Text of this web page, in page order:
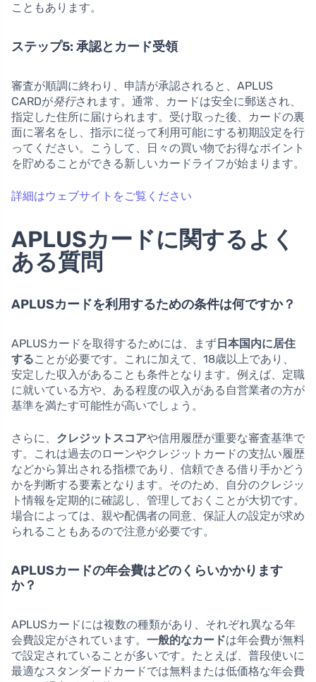
こともあります。
ステップ5: 承認とカード受領
審査が順調に終わり、申請が承認されると、APLUS
CARDが発行されます。通常、カードは安全に郵送され、
指定した住所に届けられます。受け取った後、カードの裏
面に署名をし、指示に従って利用可能にする初期設定を行
ってください。こうして、日々の買い物でお得なポイント
を貯めることができる新しいカードライフが始まります。
詳細はウェブサイトをご覧ください
APLUSカードに関するよく
ある質問
APLUSカードを利用するための条件は何ですか？
APLUSカードを取得するためには、まず 日本国内に居住
することが必要です。これに加えて、18歳以上であり、
安定した収入があることも条件となります。例えば、定職
に就いている方や、ある程度の収入がある自営業者の方が
基準を満たす可能性が高いでしょう。
さらに、 クレジットスコアや信用履歴が重要な審査基準で
す。これは過去のローンやクレジットカードの支払い履歴
などから算出される指標であり、信頼できる借り手かどう
かを判断する要素となります。そのため、自分のクレジッ
ト情報を定期的に確認し、管理しておくことが大切です。
場合によっては、親や配偶者の同意、保証人の設定が求め
られることもあるので注意が必要です。
APLUSカードの年会費はどのくらいかかります
か？
APLUSカードには複数の種類があり、それぞれ異なる年
会費設定がされています。 一般的なカードは年会費が無料
で設定されていることが多いです。たとえば、普段使いに
最適なスタンダードカードでは無料または低価格な年会費